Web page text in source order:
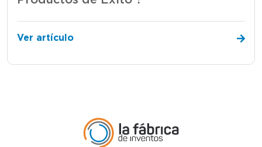
Ver artículo